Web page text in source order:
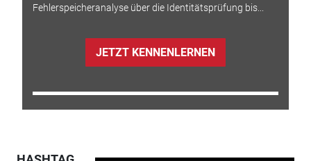
Fehlerspeicheranalyse über die Identitätsprüfung bis...
JETZT KENNENLERNEN